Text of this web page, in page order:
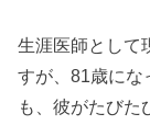
生涯医師として
すが、81歳にな
も、彼がたびた